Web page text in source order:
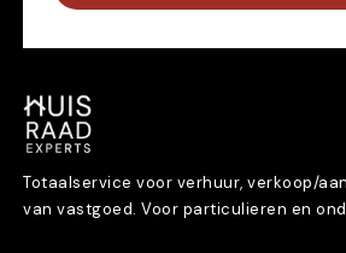
Totaalservice voor verhuur, verkoop/
van vastgoed. Voor particulieren en